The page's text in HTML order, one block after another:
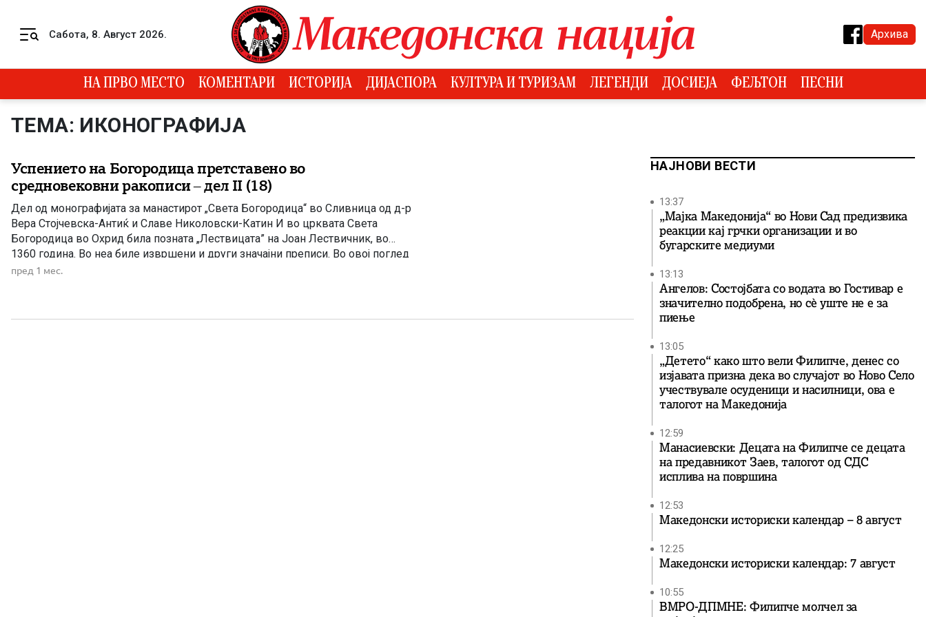
Сабота, 8. Август 2026. Архива
НА ПРВО МЕСТО КОМЕНТАРИ ИСТОРИЈА ДИЈАСПОРА КУЛТУРА И ТУРИЗАМ ЛЕГЕНДИ ДОСИЕЈА ФЕЉТОН ПЕСНИ
ТЕМА: ИКОНОГРАФИЈА
Успението на Богородица претставено во
средновековни ракописи – дел II (18)
Дел од монографијата за манастирот „Света Богородица“ во Сливница од д-р
Вера Стојчевска-Антиќ и Славе Николовски-Катин И во црквата Света
Богородица во Охрид била позната „Лествицата” на Јоан Лествичник, во
1360 година. Во неа биле извршени и други значајни преписи. Во овој поглед
не заостанува и црквата Света Богородица – Елеуса, во која настанале 4 […]
пред 1 мес.
НАЈНОВИ ВЕСТИ
13:37
„Мајка Македонија“ во Нови Сад предизвика
реакции кај грчки организации и во
бугарските медиуми
13:13
Ангелов: Состојбата со водата во Гостивар е
значително подобрена, но сè уште не е за
пиење
13:05
„Детето“ како што вели Филипче, денес со
изјавата призна дека во случајот во Ново Село
учествувале осуденици и насилници, ова е
талогот на Македонија
12:59
Манасиевски: Децата на Филипче се децата
на предавникот Заев, талогот од СДС
исплива на површина
12:53
Македонски историски календар – 8 август
12:25
Македонски историски календар: 7 август
10:55
ВМРО-ДПМНЕ: Филипче молчел за